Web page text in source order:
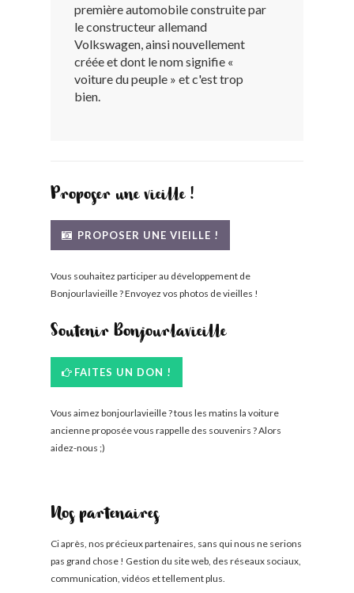
LE BLOG
BONJOURLAVIEILLE ?
première automobile construite par
le constructeur allemand
Volkswagen, ainsi nouvellement
créée et dont le nom signifie «
voiture du peuple » et c'est trop
bien.
Proposer une vieille !
PROPOSER UNE VIEILLE !
Vous souhaitez participer au développement de
Bonjourlavieille ? Envoyez vos photos de vieilles !
Soutenir Bonjourlavieille
FAITES UN DON !
Vous aimez bonjourlavieille ? tous les matins la voiture
ancienne proposée vous rappelle des souvenirs ? Alors
aidez-nous ;)
Nos partenaires
Ci après, nos précieux partenaires, sans qui nous ne serions
pas grand chose ! Gestion du site web, des réseaux sociaux,
communication, vidéos et tellement plus.